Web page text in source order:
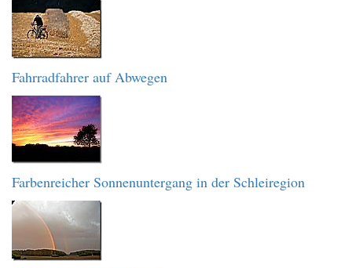
Fahrradfahrer auf Abwegen
Farbenreicher Sonnenuntergang in der Schleiregion